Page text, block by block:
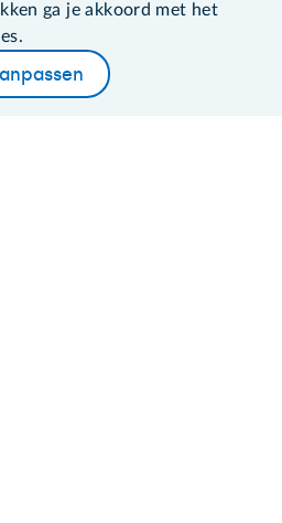
DelenWoordenboek
ga je akkoord met het